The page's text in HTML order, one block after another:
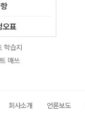
오표
회사소개 언론보도